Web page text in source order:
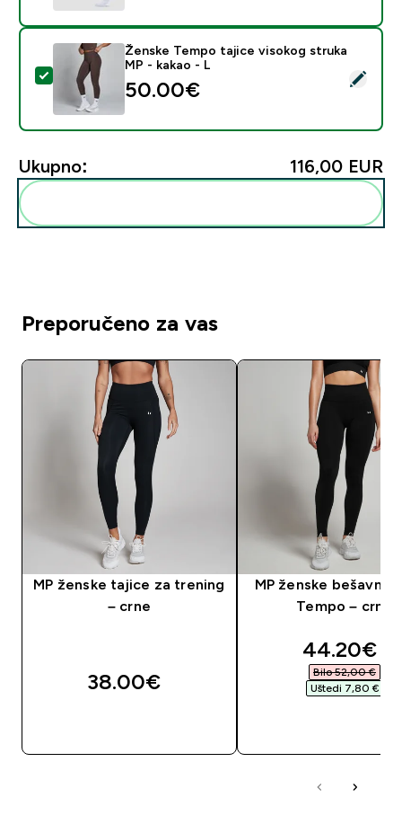
Odaberi ovaj proizvod - Ženske Tempo tajice visokog
Ženske Tempo tajice visokog struka
MP - kakao - L
50.00€‎
Ukupno: 116,00 EUR‎
Preporučeno za vas
MP ženske tajice za trening
– crne
38.00€‎
MP ženske bešavne
Tempo – crne
44.20€‎
Bilo 52,00 €‎
Uštedi 7,80 €‎